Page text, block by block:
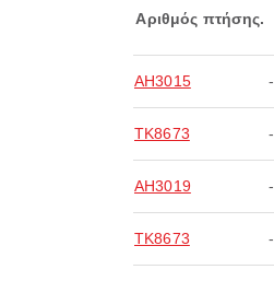
Αριθμός πτήσης.
AH3015 -
TK8673 -
AH3019 -
TK8673 -